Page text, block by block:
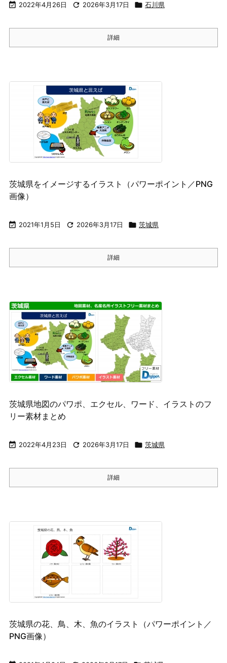
 2022年4月26日  2026年3月17日  石川県
詳細
茨城県をイメージするイラスト（パワーポイント／PNG
画像）
 2021年1月5日  2026年3月17日  茨城県
詳細
茨城県地図のパワポ、エクセル、ワード、イラストのフ
リー素材まとめ
 2022年4月23日  2026年3月17日  茨城県
詳細
茨城県の花、鳥、木、魚のイラスト（パワーポイント／
PNG画像）